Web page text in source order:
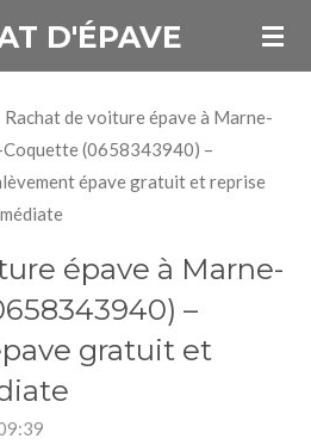
D'ÉPAVE
Rachat de voiture épave à Marne-
Coquette (0658343940) –
épave gratuit et reprise
épave à Marne-
–
gratuit et